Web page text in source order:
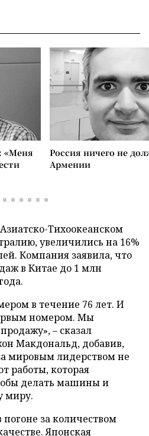
«Меня
Россия ничего не
Армении
Тихоокеанском
увеличились на 16%
Компания заявила, что
в Китае до 1 млн
в течение 76 лет. И
номером. Мы
– сказал
Макдональд, добавив,
мировым лидерством не
работы, которая
делать машины и
миру.
за количеством
Японская